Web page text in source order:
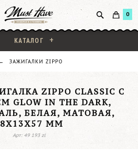
0
КАТАЛОГ
ЗАЖИГАЛКИ ZIPPO
ZIPPO CLASSIC С
IN THE DARK,
БЕЛАЯ, МАТОВАЯ,
ММ
Арт: 49 193 zl